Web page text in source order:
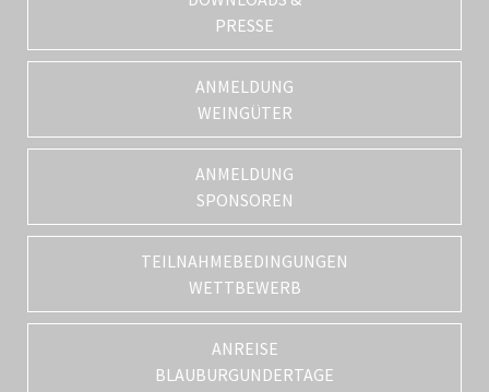
PRESSE
ANMELDUNG
WEINGÜTER
ANMELDUNG
SPONSOREN
TEILNAHMEBEDINGUNGEN
WETTBEWERB
ANREISE
BLAUBURGUNDERTAGE